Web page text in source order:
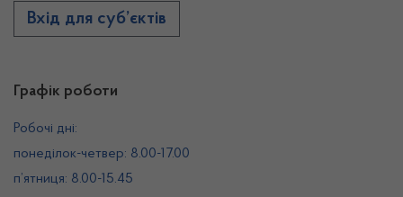
Графік роботи
Робочі дні:
понеділок-четвер: 8.00-17.00
п’ятниця: 8.00-15.45
Вхід для суб’єктів